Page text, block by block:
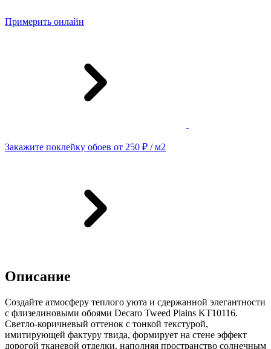
Примерить онлайн
Закажите поклейку обоев от 250 ₽ / м2
Описание
Создайте атмосферу теплого уюта и сдержанной элегантности
с флизелиновыми обоями Decaro Tweed Plains KT10116.
Светло-коричневый оттенок с тонкой текстурой,
имитирующей фактуру твида, формирует на стене эффект
дорогой тканевой отделки, наполняя пространство солнечным